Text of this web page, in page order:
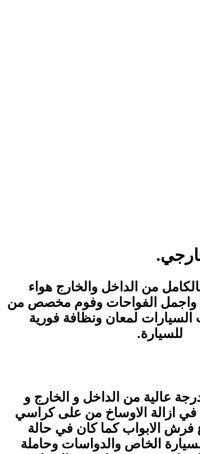
من الداخل والخارج هواء
واجمل الفواحات وفوم مخصص من
لمعان ونظافة فورية
للسيارة.
عالية من الداخل و الخارج و
ازالة الاوساخ من على كراسي
فرش الابواب كما كان في حالة
الخاص والدواسات وحاملة